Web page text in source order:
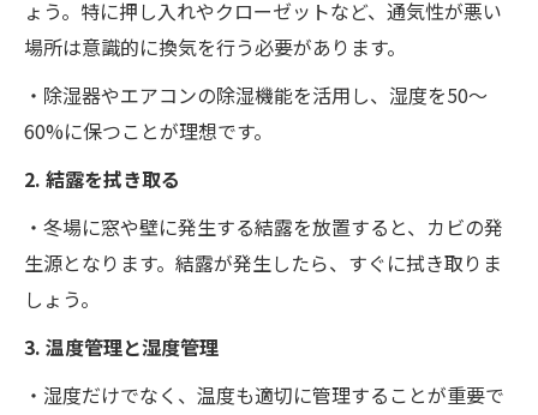
ょう。特に押し入れやクローゼットなど、通気性が悪い
場所は意識的に換気を行う必要があります。
・除湿器やエアコンの除湿機能を活用し、湿度を50～
60%に保つことが理想です。
2. 結露を拭き取る
・冬場に窓や壁に発生する結露を放置すると、カビの発
生源となります。結露が発生したら、すぐに拭き取りま
しょう。
3. 温度管理と湿度管理
・湿度だけでなく、温度も適切に管理することが重要で